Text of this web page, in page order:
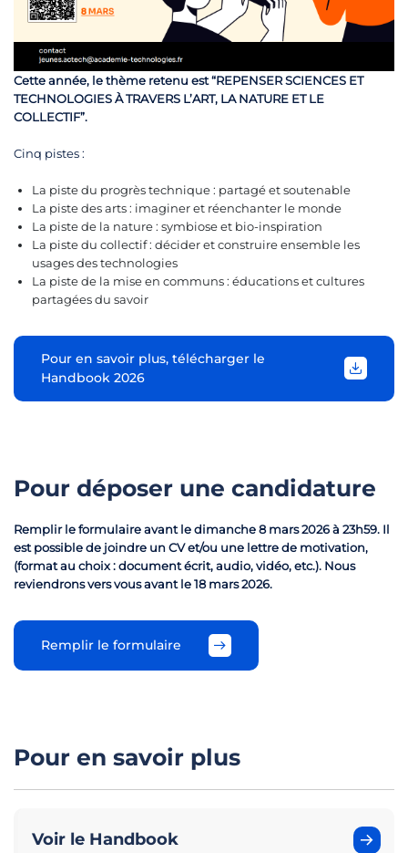
Cette année, le thème retenu est “REPENSER SCIENCES ET
TECHNOLOGIES À TRAVERS L’ART, LA NATURE ET LE
COLLECTIF”.
Cinq pistes :
La piste du progrès technique : partagé et soutenable
La piste des arts : imaginer et réenchanter le monde
La piste de la nature : symbiose et bio-inspiration
La piste du collectif : décider et construire ensemble les
usages des technologies
La piste de la mise en communs : éducations et cultures
partagées du savoir
Pour en savoir plus, télécharger le
Handbook 2026
Pour déposer une candidature
Remplir le formulaire avant le dimanche 8 mars 2026 à 23h59. Il
est possible de joindre un CV et/ou une lettre de motivation,
(format au choix : document écrit, audio, vidéo, etc.). Nous
reviendrons vers vous avant le 18 mars 2026.
Remplir le formulaire
Pour en savoir plus
Voir le Handbook